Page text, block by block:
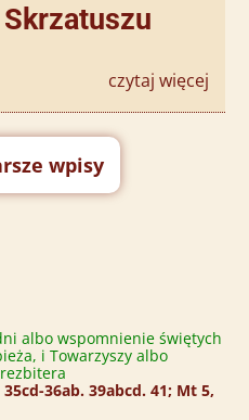
czytaj więcej
wpisy
albo wspomnienie świętych
i Towarzyszy albo
36ab. 39abcd. 41; Mt 5,